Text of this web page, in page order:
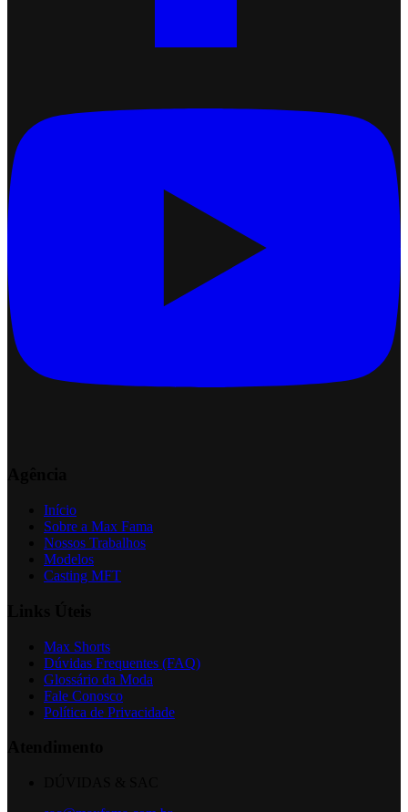
Início
Sobre a Max Fama
Nossos Trabalhos
Modelos
Casting MFT
Max Shorts
Dúvidas Frequentes (FAQ)
Glossário da Moda
Fale Conosco
Política de Privacidade